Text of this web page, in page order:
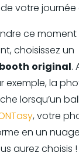
votre journée
ce
choisissez un
original.
exemple, la
lorsqu’un
, votre
en un
aurez choisis